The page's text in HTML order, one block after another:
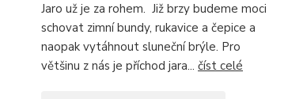
Jaro už je za rohem. Již brzy budeme moci
schovat zimní bundy, rukavice a čepice a
naopak vytáhnout sluneční brýle. Pro
většinu z nás je příchod jara... číst celé